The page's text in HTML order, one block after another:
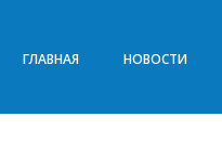
ГЛАВНАЯ НОВОСТИ